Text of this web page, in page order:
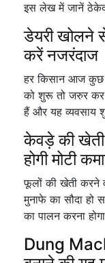
इस लेख में जानें
डेयरी खोलने
करें नजरंदाज
हर किसान आज कुछ
को शुरू तो जरुर
हैं और यह व्यवसाय
केवड़े की
होगी मोटी
फूलों की खेती करने
मुनाफे का सौदा
का पालन करना
Dung